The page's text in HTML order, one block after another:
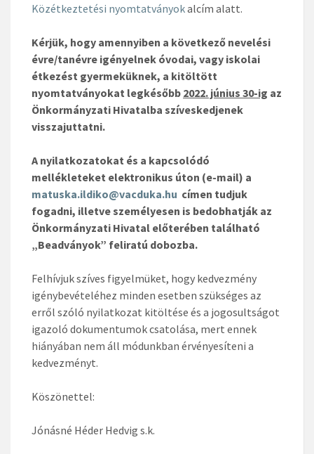
Közétkeztetési nyomtatványokalcím alatt.
Kérjük, hogy amennyiben a következő nevelési
évre/tanévre igényelnek óvodai, vagy iskolai
étkezést gyermeküknek, a kitöltött
nyomtatványokat legkésőbb 2022. június 30-ig az
Önkormányzati Hivatalba szíveskedjenek
visszajuttatni.
A nyilatkozatokat és a kapcsolódó
mellékleteket elektronikus úton (e-mail) a
matuska.ildiko@vacduka.hu címen tudjuk
fogadni, illetve személyesen is bedobhatják az
Önkormányzati Hivatal előterében található
„Beadványok” feliratú dobozba.
Felhívjuk szíves figyelmüket, hogy kedvezmény
igénybevételéhez minden esetben szükséges az
erről szóló nyilatkozat kitöltése és a jogosultságot
igazoló dokumentumok csatolása, mert ennek
hiányában nem áll módunkban érvényesíteni a
kedvezményt.
Köszönettel:
Jónásné Héder Hedvig s.k.